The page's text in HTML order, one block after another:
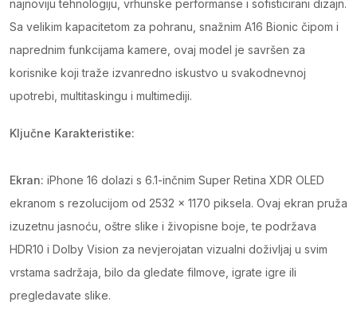
najnoviju tehnologiju, vrhunske performanse i sofisticirani dizajn.
Sa velikim kapacitetom za pohranu, snažnim A16 Bionic čipom i
naprednim funkcijama kamere, ovaj model je savršen za
korisnike koji traže izvanredno iskustvo u svakodnevnoj
upotrebi, multitaskingu i multimediji.
Ključne Karakteristike:
Ekran: iPhone 16 dolazi s 6.1-inčnim Super Retina XDR OLED
ekranom s rezolucijom od 2532 x 1170 piksela. Ovaj ekran pruža
izuzetnu jasnoću, oštre slike i živopisne boje, te podržava
HDR10 i Dolby Vision za nevjerojatan vizualni doživljaj u svim
vrstama sadržaja, bilo da gledate filmove, igrate igre ili
pregledavate slike.